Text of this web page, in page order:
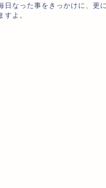
日なった事をきっかけに、更
すよ。